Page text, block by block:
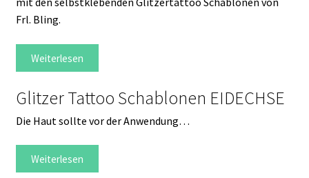
Frl. Bling.
Weiterlesen
Glitzer Tattoo Schablonen EIDECHSE
Die Haut sollte vor der Anwendung…
Weiterlesen